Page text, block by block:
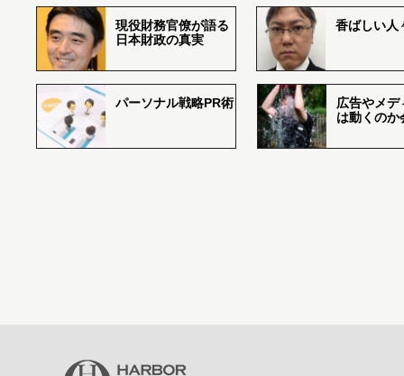
現役財務官僚が語る
日本財政の真実
香ばしい
パーソナル戦略PR術
広告やメデ
は動くのか